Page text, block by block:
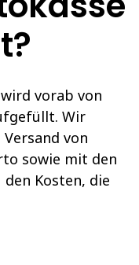
vorab von
Wir
von
sowie mit den
Kosten, die